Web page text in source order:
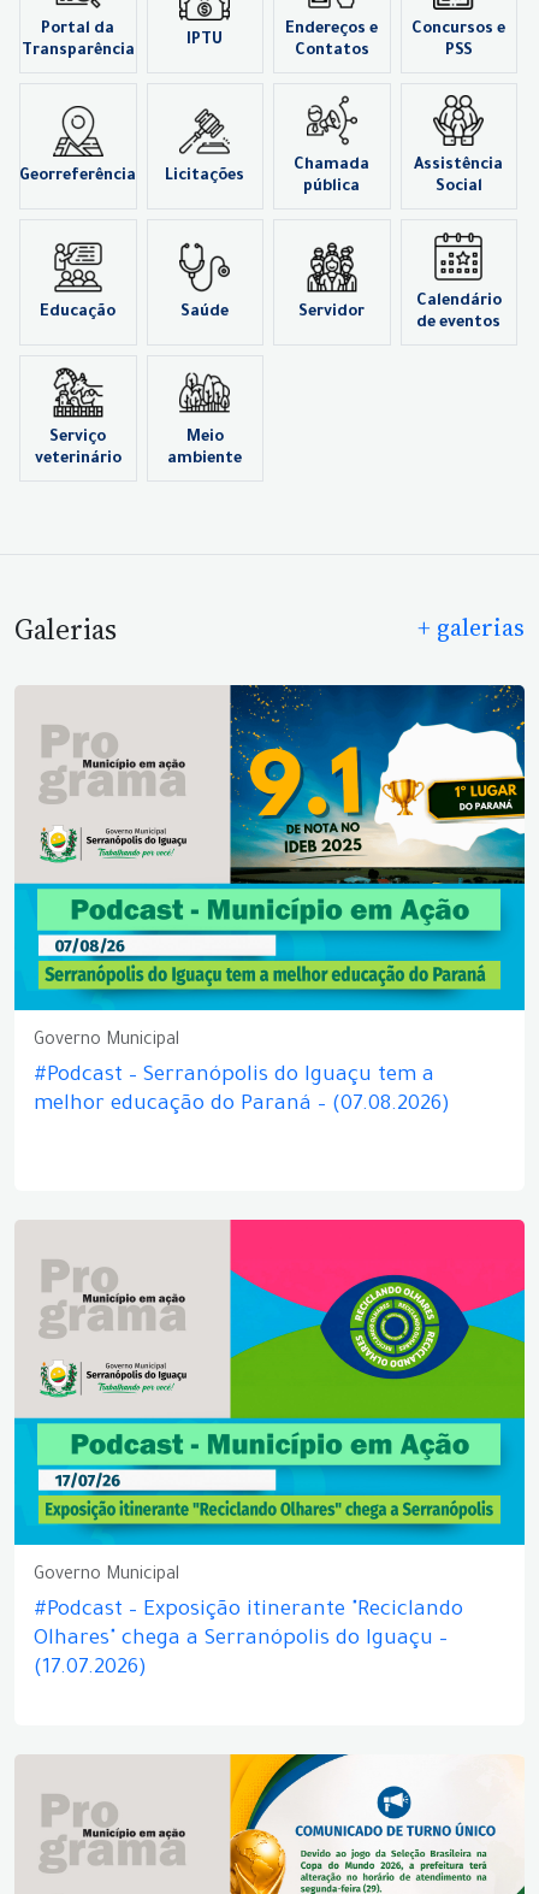
Portal da
Transparência
IPTU
Endereços e
Contatos
Concursos e
PSS
Georreferência Licitações
Chamada
pública
Assistência
Social
Educação Saúde Servidor
Calendário
de eventos
Serviço
veterinário
Meio
ambiente
Galerias + galerias
Governo Municipal
#Podcast – Serranópolis do Iguaçu tem a
melhor educação do Paraná – (07.08.2026)
Governo Municipal
#Podcast – Exposição itinerante "Reciclando
Olhares" chega a Serranópolis do Iguaçu –
(17.07.2026)